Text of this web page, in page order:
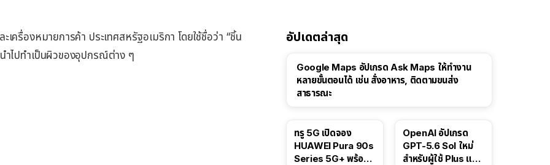
รื่องหมายการค้า ประเทศสหรัฐอเมริกา โดยใช้ชื่อว่า “ชิ้น
ำไปทำเป็นผิวของอุปกรณ์ต่าง ๆ
อัปเดตล่าสุด
Google Maps อัปเกรด Ask Maps ให้ทำงาน
หลายขั้นตอนได้ เช่น สั่งอาหาร, ติดตามขนส่ง
สาธารณะ
ทรู 5G เปิดจอง
HUAWEI Pura 90s
Series 5G+ พร้อม
OpenAI อัปเกรด
GPT-5.6 Sol ใหม่
สำหรับผู้ใช้ Plus และ